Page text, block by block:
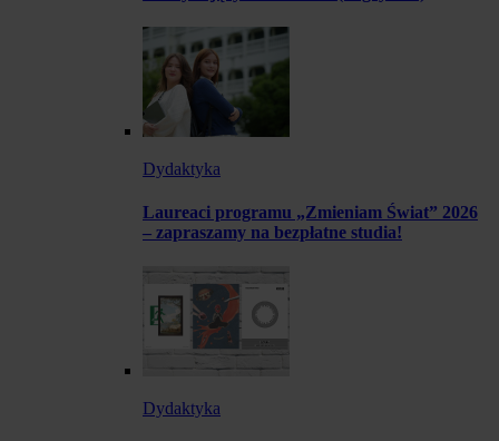
Dydaktyka
Laureaci programu „Zmieniam Świat” 2026
– zapraszamy na bezpłatne studia!
Dydaktyka